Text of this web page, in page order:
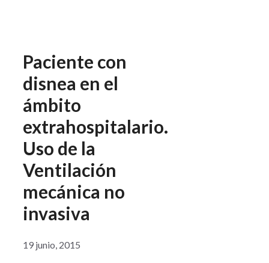
Paciente con
disnea en el
ámbito
extrahospitalario.
Uso de la
Ventilación
mecánica no
invasiva
19 junio, 2015